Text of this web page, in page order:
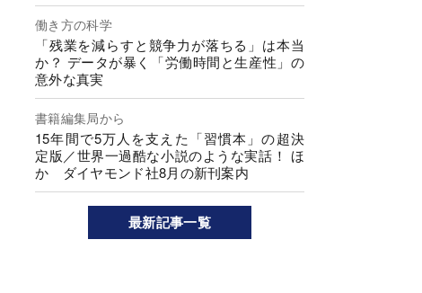
働き方の科学
「残業を減らすと競争力が落ちる」は本当
か？ データが暴く「労働時間と生産性」の
意外な真実
書籍編集局から
15年間で5万人を支えた「習慣本」の超決
定版／世界一過酷な小説のような実話！ ほ
か ダイヤモンド社8月の新刊案内
最新記事一覧